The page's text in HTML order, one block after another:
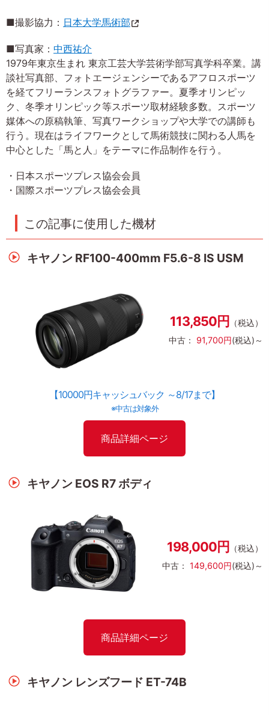
■撮影協力： 日本大学馬術部
■写真家： 中西祐介
1979年東京生まれ 東京工芸大学芸術学部写真学科卒業。講
談社写真部、フォトエージェンシーであるアフロスポーツ
を経てフリーランスフォトグラファー。夏季オリンピッ
ク、冬季オリンピック等スポーツ取材経験多数。スポーツ
媒体への原稿執筆、写真ワークショップや大学での講師も
行う。現在はライフワークとして馬術競技に関わる人馬を
中心とした「馬と人」をテーマに作品制作を行う。
・日本スポーツプレス協会会員
・国際スポーツプレス協会会員
この記事に使用した機材
キヤノン RF100-400mm F5.6-8 IS USM
113,850円 （税込）
中古： 91,700円(税込)～
【10000円キャッシュバック ～8/17まで】
※中古は対象外
商品詳細ページ
キヤノン EOS R7 ボディ
198,000円 （税込）
中古： 149,600円(税込)～
商品詳細ページ
キヤノン レンズフード ET-74B